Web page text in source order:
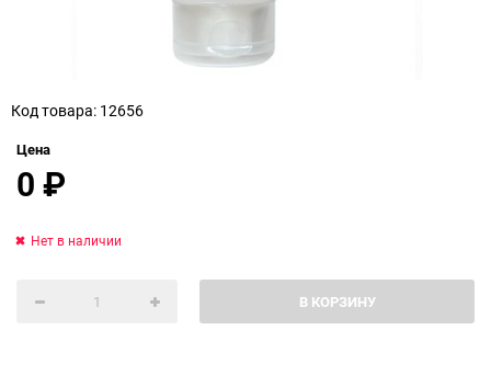
Код товара: 12656
Цена
0₽
В КОРЗИНУ
Нет в наличии